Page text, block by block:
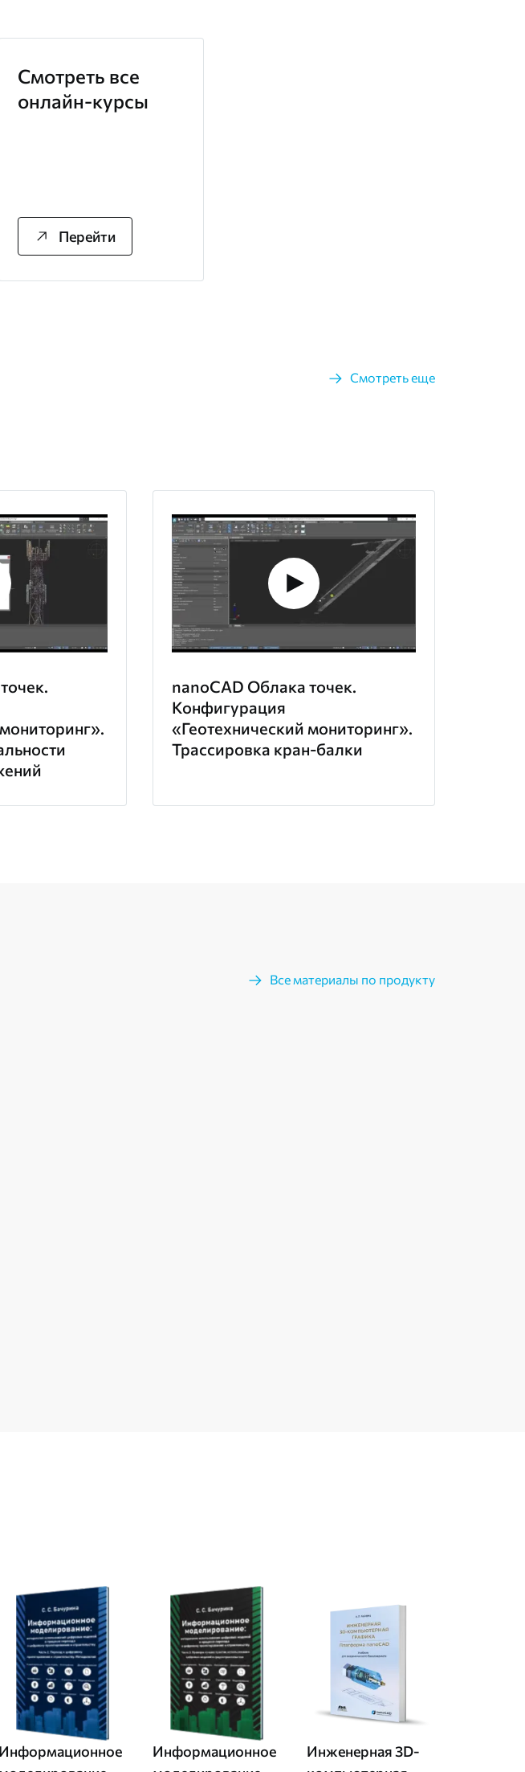
Смотреть все
онлайн-курсы
Перейти
Смотреть еще
nanoCAD Облака точек.
Конфигурация
«Геотехнический мониторинг».
Трассировка кран-балки
Все материалы по продукту
Информационное
Информационное
Инженерная 3D-